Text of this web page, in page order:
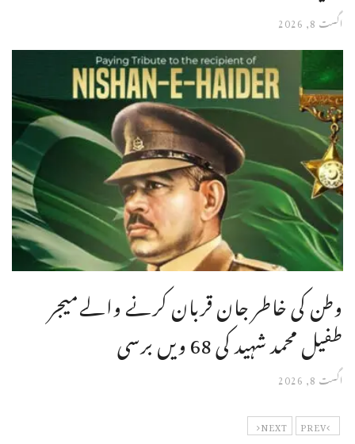
اگست 8, 2026
وطن کی خاطر جان قربان کرنے والےمیجر
طفیل محمد شہید کی 68 ویں برسی
اگست 8, 2026
PREV
NEXT